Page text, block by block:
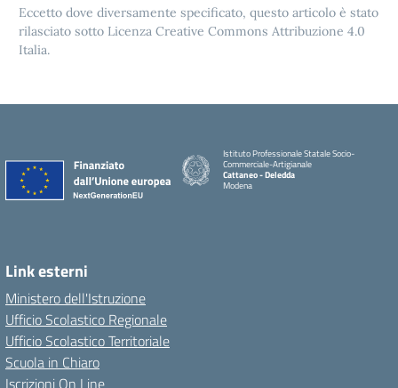
Eccetto dove diversamente specificato, questo articolo è stato
rilasciato sotto Licenza Creative Commons Attribuzione 4.0
Italia.
Istituto Professionale Statale Socio-
Commerciale-Artigianale
Cattaneo - Deledda
Modena
Link esterni
Ministero dell'Istruzione
Ufficio Scolastico Regionale
Ufficio Scolastico Territoriale
Scuola in Chiaro
Iscrizioni On Line